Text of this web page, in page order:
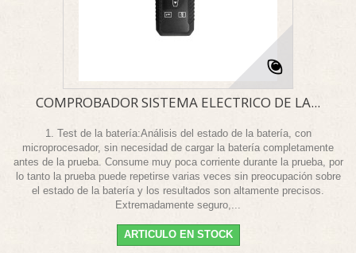
COMPROBADOR SISTEMA ELECTRICO DE LA...
1. Test de la batería:Análisis del estado de la batería, con
microprocesador, sin necesidad de cargar la batería completamente
antes de la prueba. Consume muy poca corriente durante la prueba, por
lo tanto la prueba puede repetirse varias veces sin preocupación sobre
el estado de la batería y los resultados son altamente precisos.
Extremadamente seguro,...
ARTICULO EN STOCK